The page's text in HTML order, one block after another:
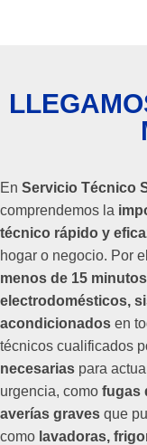
En Servicio Técnico
comprendemos la
técnico rápido y
hogar o negocio. Por
menos de 15 minutos
electrodomésticos,
acondicionados en
técnicos cualificados
necesarias para
urgencia, como fugas
averías graves que
como lavadoras,